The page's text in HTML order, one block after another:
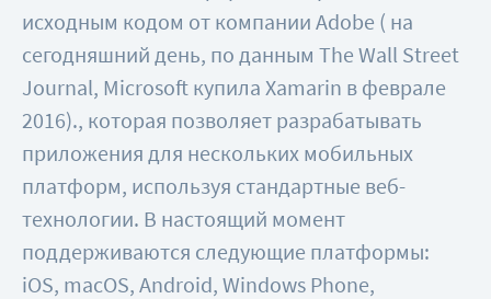
исходным кодом от компании Adobe ( на
сегодняшний день, по данным The Wall Street
Journal, Microsoft купила Xamarin в феврале
2016)., которая позволяет разрабатывать
приложения для нескольких мобильных
платформ, используя стандартные веб-
технологии. В настоящий момент
поддерживаются следующие платформы:
iOS, macOS, Android, Windows Phone,